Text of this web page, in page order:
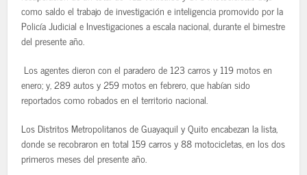
como saldo el trabajo de investigación e inteligencia promovido por la
Policía Judicial e Investigaciones a escala nacional, durante el bimestre
del presente año.
Los agentes dieron con el paradero de 123 carros y 119 motos en
enero; y, 289 autos y 259 motos en febrero, que habían sido
reportados como robados en el territorio nacional.
Los Distritos Metropolitanos de Guayaquil y Quito encabezan la lista,
donde se recobraron en total 159 carros y 88 motocicletas, en los dos
primeros meses del presente año.